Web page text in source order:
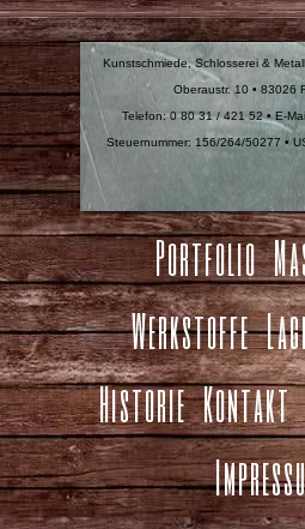
Kunstschmiede, Schlosserei &
Oberaustr. 10 • 83026
Telefon: 0 80 31 / 421 52 • E-
Steuernummer: 156/264/50277 •
Portfolio
Werkstoffe
Historie Kontakt